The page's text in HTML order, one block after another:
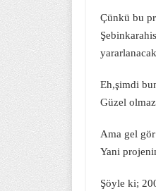
Çünkü bu
Eh,şimdi
Güzel
Ama gel
Yani
Şöyle ki;